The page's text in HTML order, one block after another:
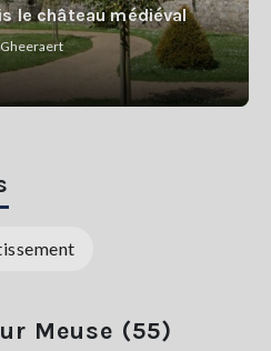
le château médiéval
Meuse (55)